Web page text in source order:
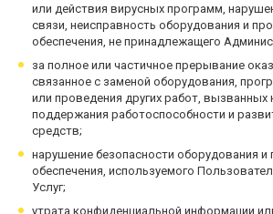
или действия вирусных программ,
связи, неисправность оборудования и
обеспечения, не принадлежащего
за полное или частичное прерывание
связанное с заменой оборудования,
или проведения других работ,
поддержания работоспособности и
средств;
нарушение безопасности оборудования и
обеспечения, используемого
Услуг;
утрата конфиденциальной информации